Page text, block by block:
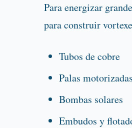
Para energizar
para construir
Tubos de cobre
Palas motorizadas
Bombas solares
Embudos y